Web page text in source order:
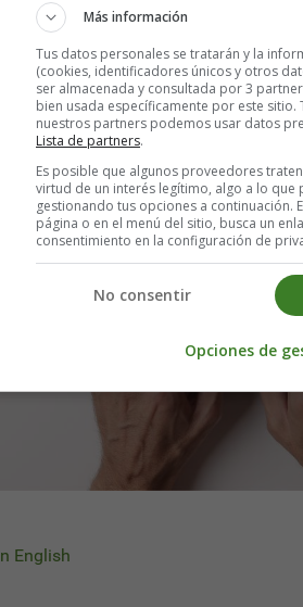
English
Más información
Tus datos personales se tratarán y la
(cookies, identificadores únicos y otros
ser almacenada y consultada por 3
bien usada específicamente por este
nuestros partners podemos usar datos
Lista de partners.
Es posible que algunos proveedores
virtud de un interés legítimo, algo a lo que
gestionando tus opciones a continuación.
página o en el menú del sitio, busca un
consentimiento en la configuración de
No consentir
Opciones de